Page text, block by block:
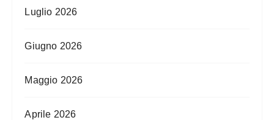
Luglio 2026
Giugno 2026
Maggio 2026
Aprile 2026